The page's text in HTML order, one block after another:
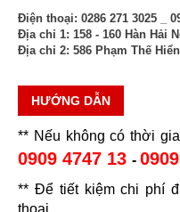
Điện thoại: 0286 271 3025 _
Địa chỉ 1: 158 - 160 Hàn Hải
Địa chỉ 2: 586 Phạm Thế
HƯỚNG DẪN
** Nếu không có thời
0909 4747 13 -
** Để tiết kiệm chi phí
thoại